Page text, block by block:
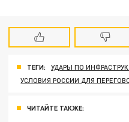
ТЕГИ:
УДАРЫ ПО
УСЛОВИЯ РОССИИ ДЛЯ
ЧИТАЙТЕ ТАКЖЕ: